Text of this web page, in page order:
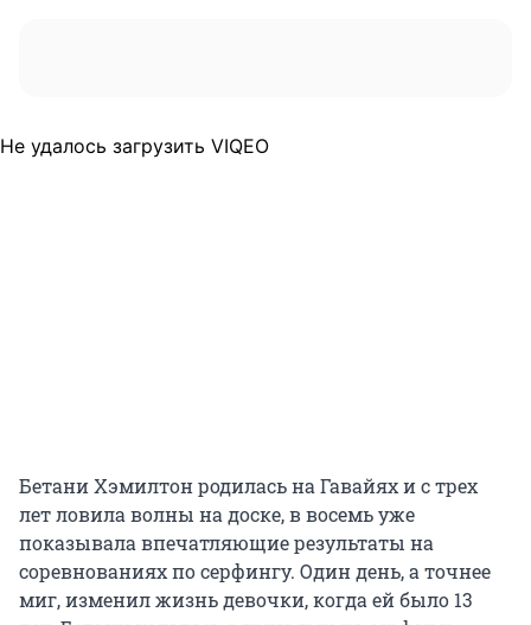
Не удалось загрузить VIQEO
Бетани Хэмилтон родилась на Гавайях и с трех
лет ловила волны на доске, в восемь уже
показывала впечатляющие результаты на
соревнованиях по серфингу. Один день, а точнее
миг, изменил жизнь девочки, когда ей было 13